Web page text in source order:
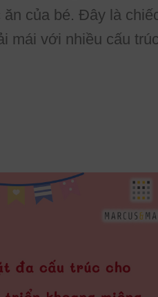
của bé. Đây là
mái với nhiều cấu